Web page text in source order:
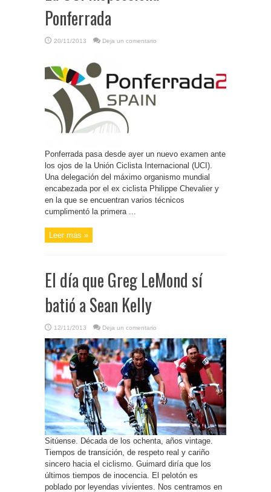
Ponferrada
20/11/2013 Deja un comentario
Ponferrada pasa desde ayer un nuevo examen ante
los ojos de la Unión Ciclista Internacional (UCI).
Una delegación del máximo organismo mundial
encabezada por el ex ciclista Philippe Chevalier y
en la que se encuentran varios técnicos
cumplimentó la primera ...
Leer más »
El día que Greg LeMond sí
batió a Sean Kelly
12/11/2013 Deja un comentario
Sitúense. Década de los ochenta, años vintage.
Tiempos de transición, de respeto real y cariño
sincero hacia el ciclismo. Guimard diría que los
últimos tiempos de inocencia. El pelotón es
poblado por leyendas vivientes. Nos centramos en